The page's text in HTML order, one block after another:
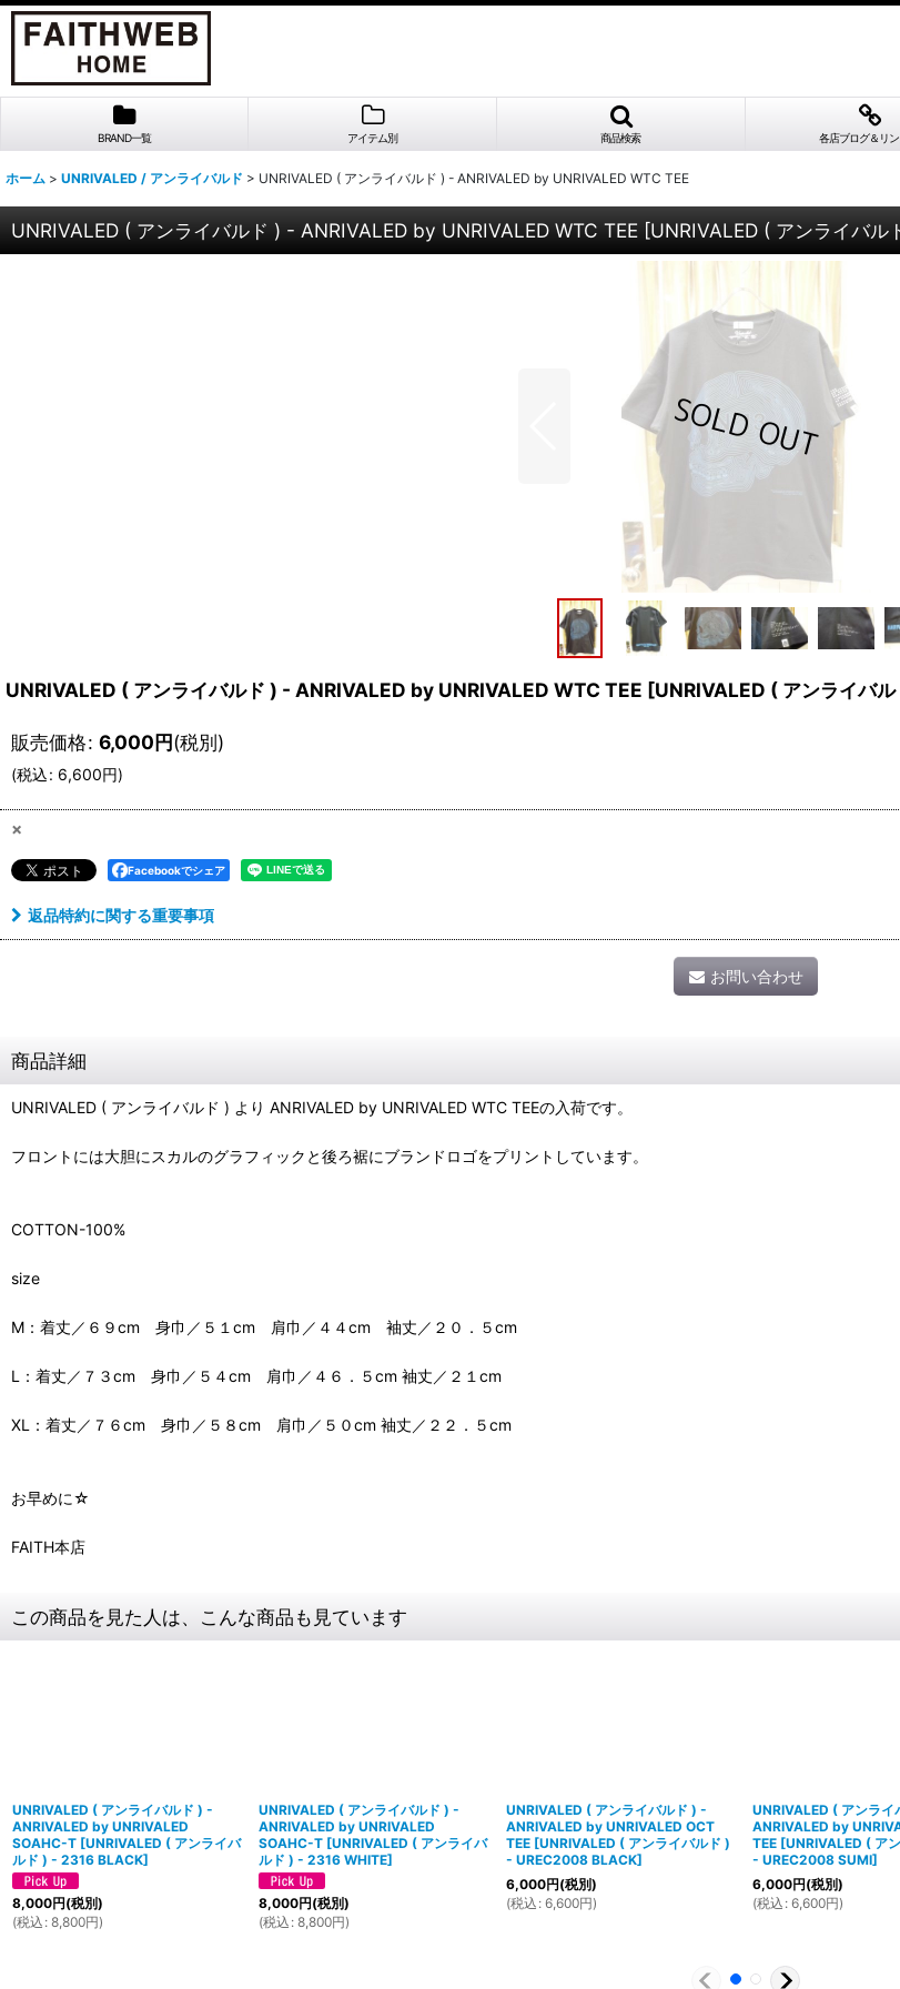
BRAND一覧 アイテム別 商品検索 各店ブログ＆リ
ホーム > UNRIVALED / アンライバルド > UNRIVALED ( アンライバルド ) - ANRIVALED by UNRIVALED WTC TEE
UNRIVALED ( アンライバルド ) - ANRIVALED by UNRIVALED WTC TEE [UNRIVALED ( アンライバ
UNRIVALED ( アンライバルド ) - ANRIVALED by UNRIVALED WTC TEE [UNRIVALED ( アンライバ
販売価格: 6,000円(税別)
(税込: 6,600円)
×
Facebookでシェア
返品特約に関する重要事項
お問い合わせ
商品詳細
UNRIVALED ( アンライバルド ) より ANRIVALED by UNRIVALED WTC TEEの入荷です。
フロントには大胆にスカルのグラフィックと後ろ裾にブランドロゴをプリントしています。
COTTON-100%
size
M：着丈／６９cm 身巾／５１cm 肩巾／４４cm 袖丈／２０．５cm
L：着丈／７３cm 身巾／５４cm 肩巾／４６．５cm 袖丈／２１cm
XL：着丈／７６cm 身巾／５８cm 肩巾／５０cm 袖丈／２２．５cm
お早めに☆
FAITH本店
この商品を見た人は、こんな商品も見ています
UNRIVALED ( アンライバルド ) -
ANRIVALED by UNRIVALED
SOAHC-T [UNRIVALED ( アンライバ
ルド ) - 2316 BLACK]
8,000円(税別)
(税込 : 8,800円)
UNRIVALED ( アンライバルド ) -
ANRIVALED by UNRIVALED
SOAHC-T [UNRIVALED ( アンライバ
ルド ) - 2316 WHITE]
8,000円(税別)
(税込 : 8,800円)
UNRIVALED ( アンライバルド ) -
ANRIVALED by UNRIVALED OCT
TEE [UNRIVALED ( アンライバルド )
- UREC2008 BLACK]
6,000円(税別)
(税込 : 6,600円)
UNRIVALED ( アンライ
ANRIVALED by
TEE [UNRIVALED ( ア
- UREC2008 SUMI]
6,000円(税別)
(税込 : 6,600円)